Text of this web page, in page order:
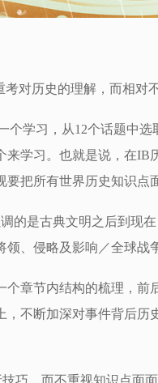
对历史的理解，而相对
个学习，从12个话题中
学习。也就是说，在IB
把所有世界历史知识点
的是古典文明之后到现
、侵略及影响／全球战
章节内结构的梳理，
不断加深对事件背后历
巧，而不重视知识点面面